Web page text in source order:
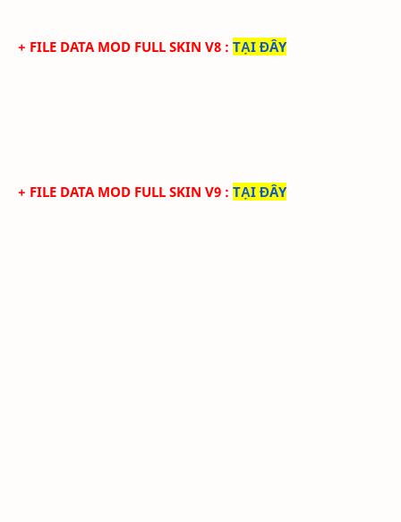
+ FILE DATA MOD FULL SKIN V8 : TẠI ĐÂY
+ FILE DATA MOD FULL SKIN V9 : TẠI ĐÂY